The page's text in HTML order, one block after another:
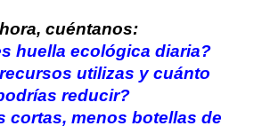
cuéntanos:
huella ecológica diaria?
utilizas y cuánto
reducir?
cortas, menos botellas de